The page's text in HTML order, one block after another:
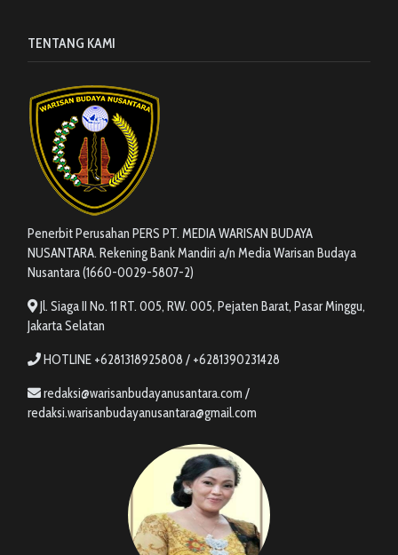
TENTANG KAMI
Penerbit Perusahan PERS PT. MEDIA WARISAN BUDAYA
NUSANTARA. Rekening Bank Mandiri a/n Media Warisan Budaya
Nusantara (1660-0029-5807-2)
Jl. Siaga II No. 11 RT. 005, RW. 005, Pejaten Barat, Pasar Minggu,
Jakarta Selatan
HOTLINE +6281318925808 / +6281390231428
redaksi@warisanbudayanusantara.com /
redaksi.warisanbudayanusantara@gmail.com